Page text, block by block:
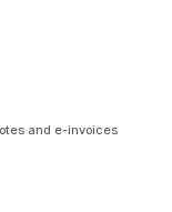
and e-invoices